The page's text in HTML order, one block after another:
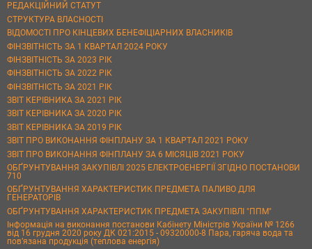
РЕДАКЦІЙНИЙ СТАТУТ
СТРУКТУРА ВЛАСНОСТІ
ВІДОМОСТІ ПРО КІНЦЕВИХ БЕНЕФІЦІАРНИХ ВЛАСНИКІВ
ФІНЗВІТНІСТЬ ЗА 1 КВАРТАЛ 2024 РОКУ
ФІНЗВІТНІСТЬ ЗА 2023 РІК
ФІНЗВІТНІСТЬ ЗА 2022 РІК
ФІНЗВІТНІСТЬ ЗА 2021 РІК
ЗВІТ КЕРІВНИКА ЗА 2021 РІК
ЗВІТ КЕРІВНИКА ЗА 2020 РІК
ЗВІТ КЕРІВНИКА ЗА 2019 РІК
ЗВІТ ПРО ВИКОНАННЯ ФІНПЛАНУ ЗА 1 КВАРТАЛ 2021 РОКУ
ЗВІТ ПРО ВИКОНАННЯ ФІНПЛАНУ ЗА 6 МІСЯЦІВ 2021 РОКУ
ОБҐРУНТУВАННЯ ЗАКУПІВЛІ 2025 ЕЛЕКТРОЕНЕРГІЇ ЗГІДНО ПОСТАНОВИ
710
ОБҐРУНТУВАННЯ ХАРАКТЕРИСТИК ПРЕДМЕТА ПАЛИВО ДЛЯ
ГЕНЕРАТОРІВ
ОБҐРУНТУВАННЯ ХАРАКТЕРИСТИК ПРЕДМЕТА ЗАКУПІВЛІ "ППМ"
Інформація на виконання постанови Кабінету Міністрів України № 1266
від 16 грудня 2020 року ДК 021:2015 - 09320000-8 Пара, гаряча вода та
пов’язана продукція (теплова енергія)